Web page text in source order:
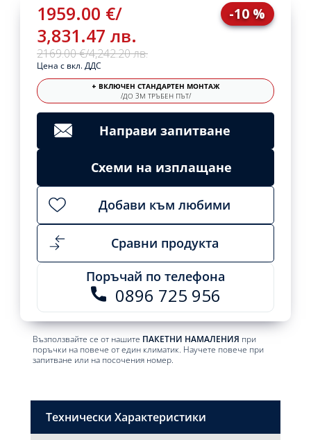
1959.00 €/
3,831.47 лв.
2169.00 €/4,242.20 лв.
-10 %
Цена с вкл. ДДС
+ ВКЛЮЧЕН СТАНДАРТЕН МОНТАЖ
/ДО 3М ТРЪБЕН ПЪТ/
Направи запитване
Схеми на изплащане
Добави към любими
Сравни продукта
Поръчай по телефона
0896 725 956
Възползвайте се от нашите ПАКЕТНИ НАМАЛЕНИЯ при
поръчки на повече от един климатик. Научете повече при
запитване или на посочения номер.
Технически Характеристики